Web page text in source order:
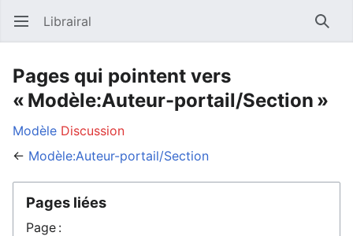
Ouvrir le menu principal Librairal
Pages qui pointent vers
« Modèle:Auteur-portail/Section »
Modèle Discussion
← Modèle:Auteur-portail/Section
Pages liées
Page :